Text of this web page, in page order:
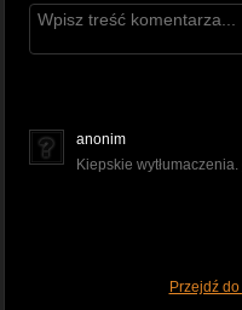
anonim
Kiepskie wytłumaczenia.
Przejdź